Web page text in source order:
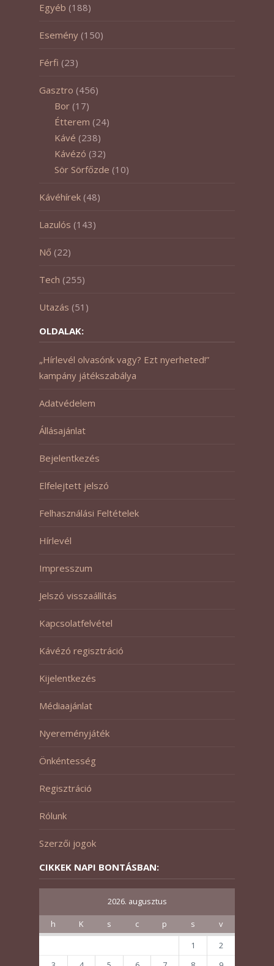
Egyéb (188)
Esemény (150)
Férfi (23)
Gasztro (456)
Bor (17)
Étterem (24)
Kávé (238)
Kávézó (32)
Sör Sörfőzde (10)
Kávéhírek (48)
Lazulós (143)
Nő (22)
Tech (255)
Utazás (51)
OLDALAK:
„Hírlevél olvasónk vagy? Ezt nyerheted!”
kampány játékszabálya
Adatvédelem
Állásajánlat
Bejelentkezés
Elfelejtett jelszó
Felhasználási Feltételek
Hírlevél
Impresszum
Jelszó visszaállítás
Kapcsolatfelvétel
Kávézó regisztráció
Kijelentkezés
Médiaajánlat
Nyereményjáték
Önkéntesség
Regisztráció
Rólunk
Szerzői jogok
CIKKEK NAPI BONTÁSBAN:
2026. augusztus
h K s c p s
v
1
2